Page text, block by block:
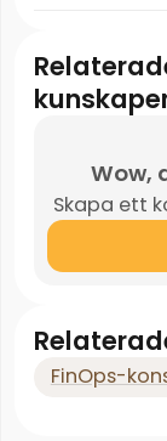
Wow,
Skapa ett
FinOps-